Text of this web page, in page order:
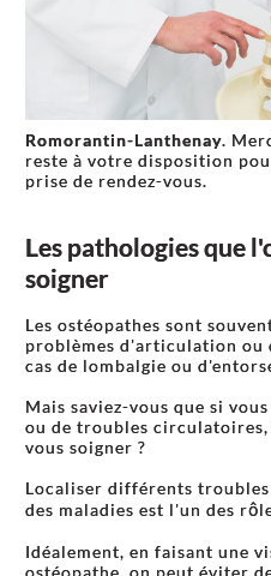
Romorantin-Lanthenay.
reste à votre disposition
prise de rendez-vous.
Les pathologies que
soigner
Les ostéopathes sont
problèmes d'articulation ou
cas de lombalgie ou
Mais saviez-vous que si
ou de troubles
vous soigner ?
Localiser différents
des maladies est l'un des
Idéalement, en faisant une